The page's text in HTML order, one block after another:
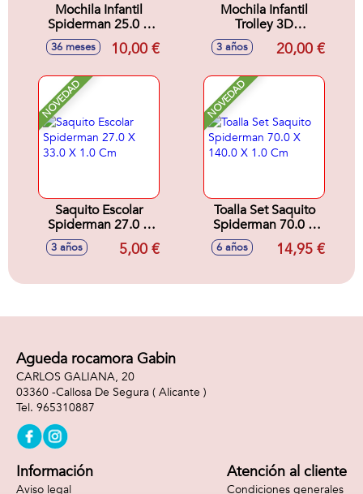
Mochila Infantil
Spiderman 25.0 X
30.0 X 12.0 Cm
36 meses 10,00 €
Mochila Infantil
Trolley 3D
Spiderman 25.0 X
30.0 X 12.0 Cm
3 años 20,00 €
NOVEDAD
Saquito Escolar
Spiderman 27.0 X
33.0 X 1.0 Cm
3 años 5,00 €
NOVEDAD
Toalla Set Saquito
Spiderman 70.0 X
140.0 X 1.0 Cm
6 años 14,95 €
Agueda rocamora Gabin
CARLOS GALIANA, 20
03360 -Callosa De Segura ( Alicante )
965310887
Información
Aviso legal
Atención al cliente
Condiciones generales